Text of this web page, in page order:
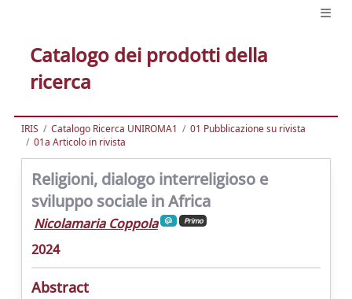
Catalogo dei prodotti della
ricerca
IRIS Catalogo Ricerca UNIROMA1
01 Pubblicazione su rivista
01a Articolo in rivista
Religioni, dialogo interreligioso e
sviluppo sociale in Africa
Nicolamaria Coppola Primo
2024
Abstract